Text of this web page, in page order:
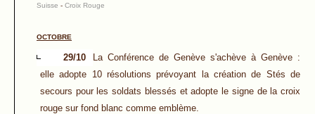
Suisse - Croix Rouge
OCTOBRE
29/10
La Conférence de Genève s'achève à Genève :
elle adopte 10 résolutions prévoyant la création de Stés de
secours pour les soldats blessés et adopte le signe de la croix
rouge sur fond blanc comme emblème.